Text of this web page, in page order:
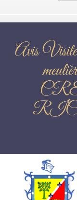
Avis Visite